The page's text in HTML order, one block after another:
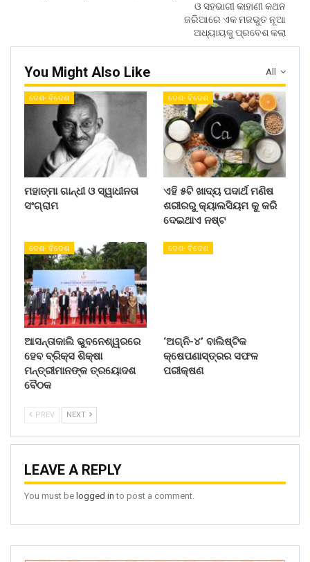
ଓ ସହଭାଗୀ କାହାଣୀ କଥନ
ଜରିଆରେ ଏକ ମଜଭୁତ ନୂଆ
ଅଧ୍ୟାୟକୁ ପ୍ରବେଶ କଲା
All
You Might Also Like
ଦେଶ- ବିଦେଶ
ମହାତ୍ମା ଗାନ୍ଧୀ ଓ ସ୍ୱାଧୀନତା
ସଂଗ୍ରାମ
ଦେଶ- ବିଦେଶ
ଏହି ୫ଟି ଖାଦ୍ୟ ପଦାର୍ଥ ମଣିଷ
ଶରୀରରୁ କ୍ୟାଲସିୟମ କୁ କରି
ଦେଇଥାଏ ନଷ୍ଟ
ଦେଶ- ବିଦେଶ
ଆସନ୍ତାକାଲି ଭୁବନେଶ୍ୱରରେ
ହେବ ବ୍ରିକ୍ସ ଶିକ୍ଷା
ମନ୍ତ୍ରୀମାନଙ୍କ ତ୍ରୟୋଦଶ
ବୈଠକ
ଦେଶ- ବିଦେଶ
‘ଅଗ୍ନି-୪’ ବାଲିଷ୍ଟିକ
କ୍ଷେପଣାସ୍ତ୍ରର ସଫଳ
ପରୀକ୍ଷଣ
PREV NEXT
LEAVE A REPLY
You must be logged in to post a comment.